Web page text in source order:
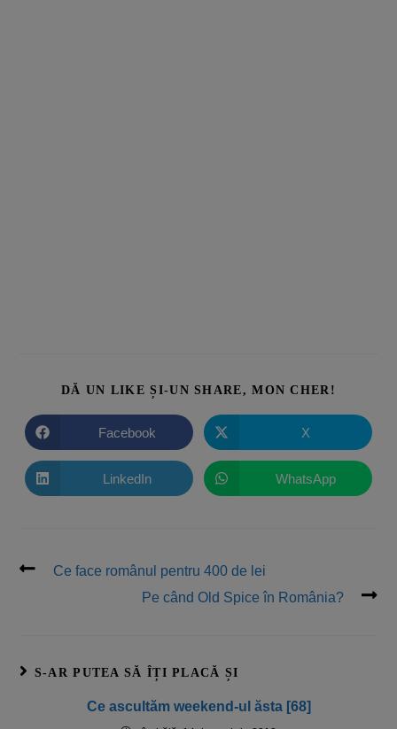
DĂ UN LIKE ȘI-UN SHARE, MON CHER!
Facebook X
LinkedIn WhatsApp
Ce face românul pentru 400 de lei
Pe când Old Spice în România?
S-AR PUTEA SĂ ÎȚI PLACĂ ȘI
Ce ascultăm weekend-ul ăsta [68]